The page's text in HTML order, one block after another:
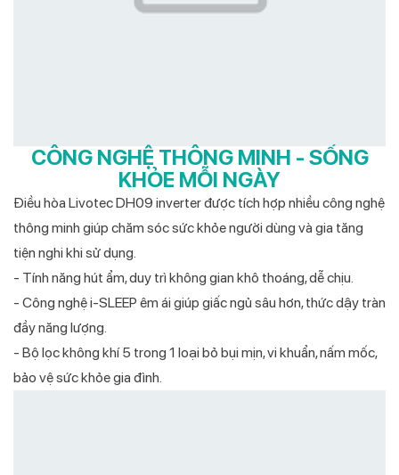
CÔNG NGHỆ THÔNG MINH - SỐNG
KHỎE MỖI NGÀY
Điều hòa Livotec DH09 inverter được tích hợp nhiều công nghệ
thông minh giúp chăm sóc sức khỏe người dùng và gia tăng
tiện nghi khi sử dụng.
- Tính năng hút ẩm, duy trì không gian khô thoáng, dễ chịu.
- Công nghệ i-SLEEP êm ái giúp giấc ngủ sâu hơn, thức dậy tràn
đầy năng lượng.
- Bộ lọc không khí 5 trong 1 loại bỏ bụi mịn, vi khuẩn, nấm mốc,
bảo vệ sức khỏe gia đình.